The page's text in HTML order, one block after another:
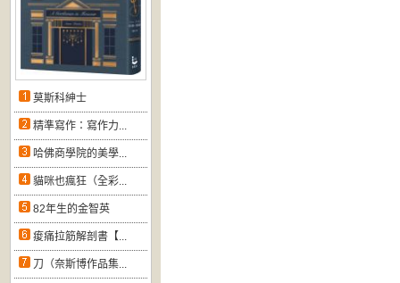
莫斯科紳士
精準寫作：寫作力...
哈佛商學院的美學...
貓咪也瘋狂（全彩...
82年生的金智英
痠痛拉筋解剖書【...
刀（奈斯博作品集...